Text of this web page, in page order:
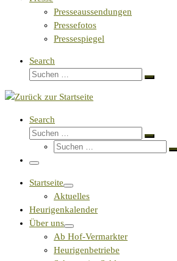
Presseaussendungen
Pressefotos
Pressespiegel
Search
Suche
Suchen
Search
Suche
Suchen
Suche
Menü
Startseite
Aktuelles
Heurigenkalender
Über uns
Ab Hof-Vermarkter
Heurigenbetriebe